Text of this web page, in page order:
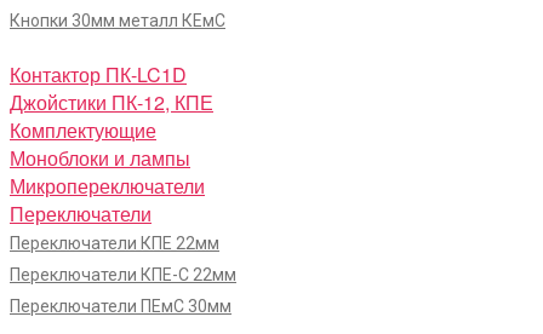
Кнопки 30мм металл КЕмС
Контактор ПК-LC1D
Джойстики ПК-12, КПЕ
Комплектующие
Моноблоки и лампы
Микропереключатели
Переключатели
Переключатели КПЕ 22мм
Переключатели КПЕ-С 22мм
Переключатели ПЕмС 30мм